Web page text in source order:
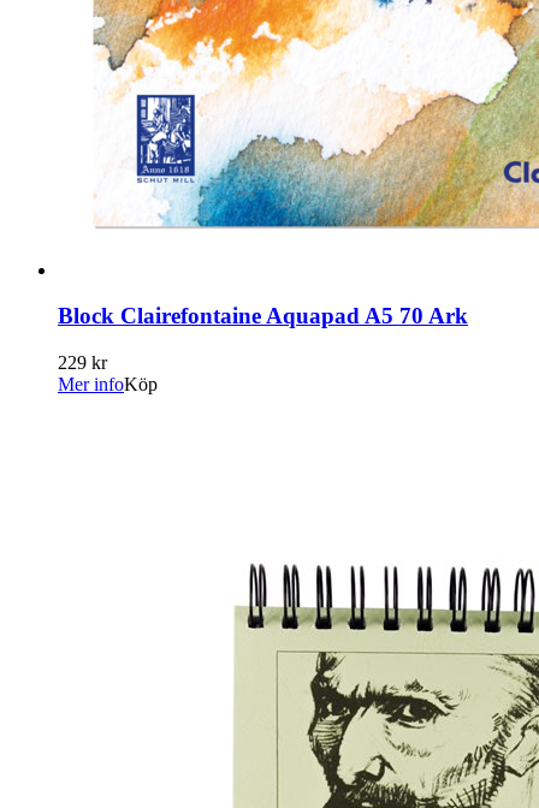
Block Clairefontaine Aquapad A5 70 Ark
229 kr
Mer infoKöp